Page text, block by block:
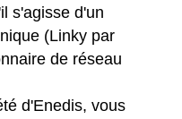
s'agisse d'un
(Linky par
de réseau
d'Enedis, vous